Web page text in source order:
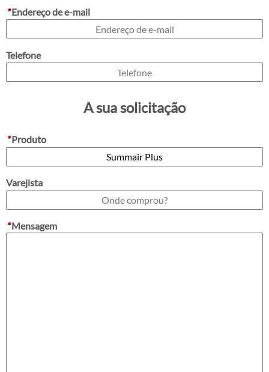
*Endereço de e-mail
Telefone
A sua solicitação
*Produto
Varejista
*Mensagem